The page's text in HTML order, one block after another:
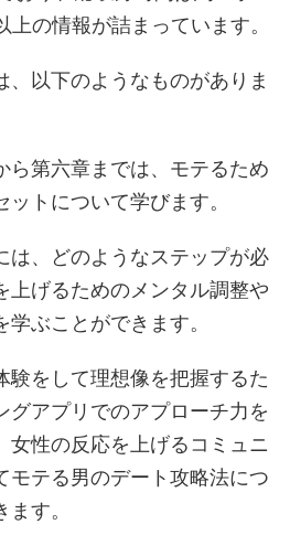
上の情報が詰まっています。
、以下のようなものがありま
ら第六章までは、モテるため
トについて学びます。
は、どのようなステップが必
上げるためのメンタル調整や
ぶことができます。
験をして理想像を把握するた
グアプリでのアプローチ力を
女性の反応を上げるコミュニ
モテる男のデート攻略法につ
す。